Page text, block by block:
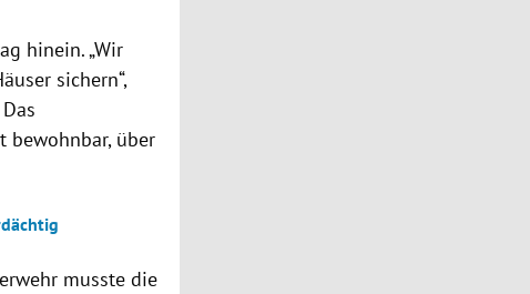
hinein. „Wir
sichern“,
bewohnbar, über
musste die